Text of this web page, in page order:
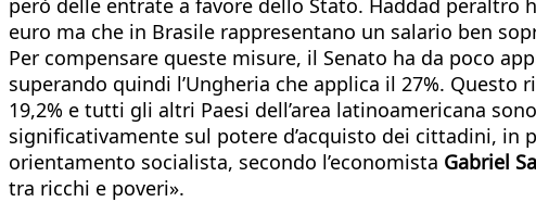
però delle entrate a favore dello Stato. Haddad
euro ma che in Brasile rappresentano un salario ben
Per compensare queste misure, il Senato ha da poco
superando quindi l’Ungheria che applica il 27%. Questo
19,2% e tutti gli altri Paesi dell’area latinoamericana
significativamente sul potere d’acquisto dei cittadini,
orientamento socialista, secondo l’economista Gabriel
tra ricchi e poveri».